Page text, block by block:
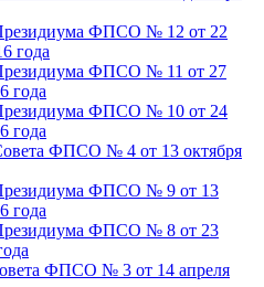
ФПСО № 12 от 22
года
ФПСО № 11 от 27
года
ФПСО № 10 от 24
года
ФПСО № 4 от 13 октября
ФПСО № 9 от 13
года
ФПСО № 8 от 23
ФПСО № 3 от 14 апреля